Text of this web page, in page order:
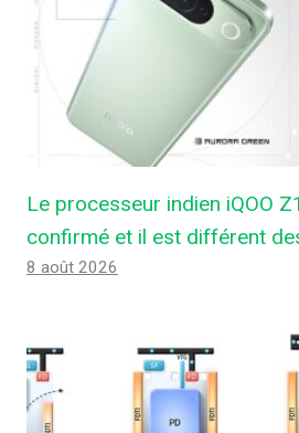
Le processeur indien iQOO
confirmé et il est différent
8 août 2026